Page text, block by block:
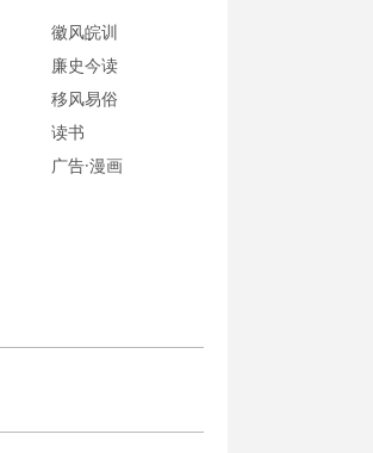
徽风皖训
廉史今读
移风易俗
读书
广告·漫画